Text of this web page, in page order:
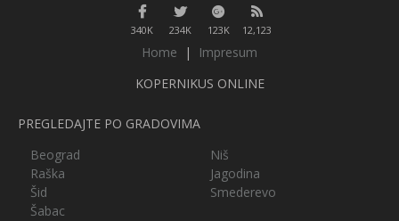
340K 234K 123K 12,123
Home |
Impresum
KOPERNIKUS ONLINE
PREGLEDAJTE PO GRADOVIMA
Beograd
Niš
Raška
Jagodina
Šid
Smederevo
Šabac